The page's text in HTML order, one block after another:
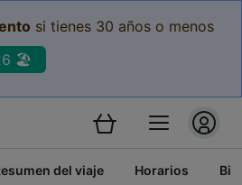
si tienes 30 años o menos
🏖️
del viaje Horarios